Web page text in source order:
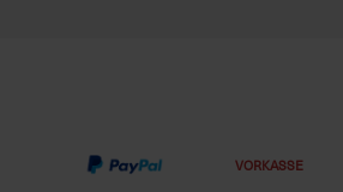
VORKASSE